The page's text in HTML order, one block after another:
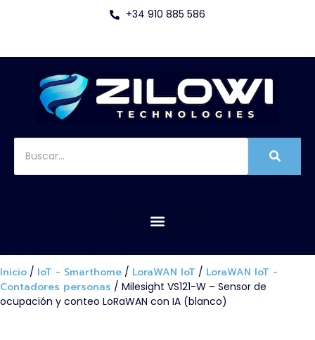
+34 910 885 586
Inicio / IoT - Smarthome / LoraWAN IoT / LoraWAN IoT -
Contadores personas / Milesight VS121-W – Sensor de
ocupación y conteo LoRaWAN con IA (blanco)